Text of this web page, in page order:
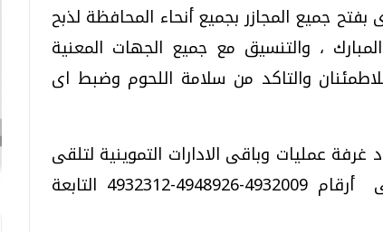
جميع المجازر بجميع أنحاء المحافظة لذبح
، والتنسيق مع جميع الجهات المعنية
والتاكد من سلامة اللحوم وضبط اى
عمليات وباقى الادارات التموينية لتلقى
اى شكاوى للمواطنين والرد عليها وذلك على أرقام 4932009-4948926-4932312 التابعة